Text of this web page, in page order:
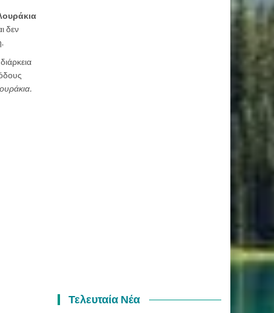
δεν
Τελευταία Νέα